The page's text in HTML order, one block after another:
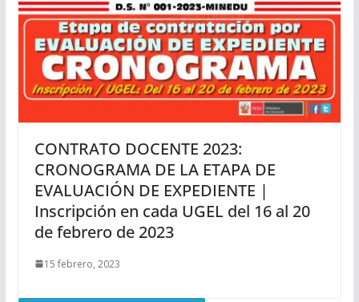
CONTRATO DOCENTE 2023:
CRONOGRAMA DE LA ETAPA DE
EVALUACIÓN DE EXPEDIENTE |
Inscripción en cada UGEL del 16 al 20
de febrero de 2023
15 febrero, 2023